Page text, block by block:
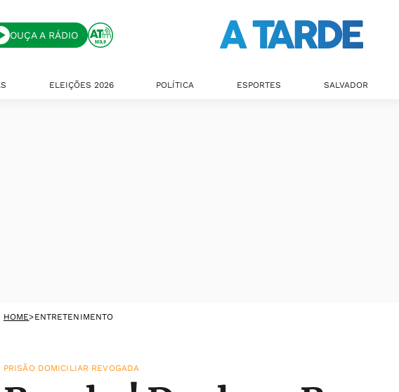
OUÇA A RÁDIO
ELEIÇÕES 2026 POLÍTICA ESPORTES SALVADOR
HOME>ENTRETENIMENTO
PRISÃO DOMICILIAR REVOGADA